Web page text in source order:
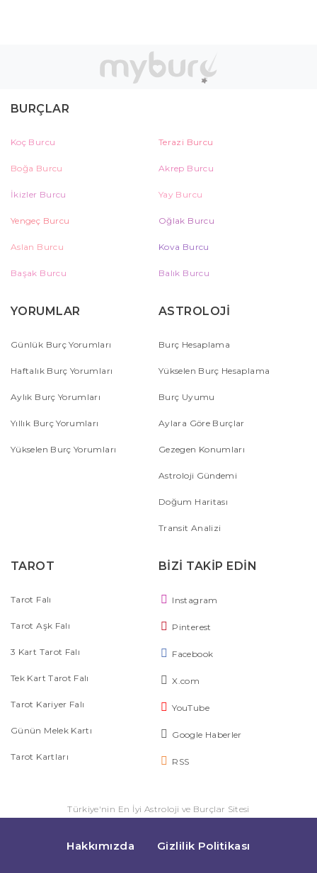
BURÇLAR
Koç Burcu Terazi Burcu
Boğa Burcu Akrep Burcu
İkizler Burcu Yay Burcu
Yengeç Burcu Oğlak Burcu
Aslan Burcu Kova Burcu
Başak Burcu Balık Burcu
YORUMLAR
Günlük Burç Yorumları
Haftalık Burç Yorumları
Aylık Burç Yorumları
Yıllık Burç Yorumları
Yükselen Burç Yorumları
ASTROLOJİ
Burç Hesaplama
Yükselen Burç Hesaplama
Burç Uyumu
Aylara Göre Burçlar
Gezegen Konumları
Astroloji Gündemi
Doğum Haritası
Transit Analizi
TAROT
Tarot Falı
Tarot Aşk Falı
3 Kart Tarot Falı
Tek Kart Tarot Falı
Tarot Kariyer Falı
Günün Melek Kartı
Tarot Kartları
BİZİ TAKİP EDİN
Instagram
Pinterest
Facebook
X.com
YouTube
Google Haberler
RSS
Türkiye'nin En İyi Astroloji ve Burçlar Sitesi
Hakkımızda Gizlilik Politikası